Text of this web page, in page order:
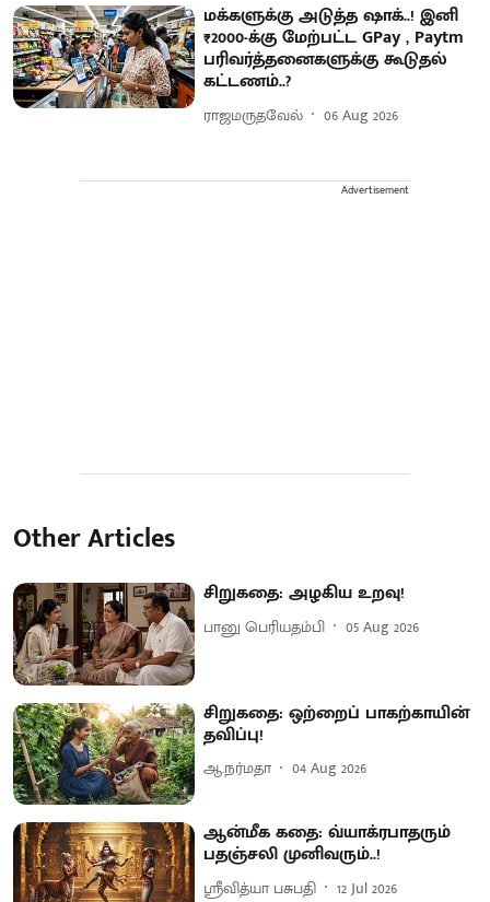
மக்களுக்கு அடுத்த ஷாக்..! இனி
₹2000-க்கு மேற்பட்ட GPay , Paytm
பரிவர்த்தனைகளுக்கு கூடுதல்
கட்டணம்..?
ராஜமருதவேல் 06 Aug 2026
Advertisement
Other Articles
சிறுகதை: அழகிய உறவு!
பானு பெரியதம்பி 05 Aug 2026
சிறுகதை: ஒற்றைப் பாகற்காயின்
தவிப்பு!
ஆ.நர்மதா 04 Aug 2026
ஆன்மீக கதை: வ்யாக்ரபாதரும்
பதஞ்சலி முனிவரும்..!
ஸ்ரீவித்யா பசுபதி 12 Jul 2026